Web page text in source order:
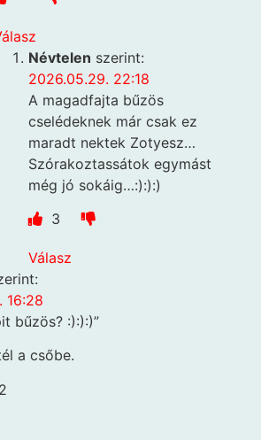
Névtelen szerint:
2026.05.29. 22:18
A magadfajta bűzös
cselédeknek már csak ez
maradt nektek Zotyesz…
Szórakoztassátok egymást
még jó sokáig…:):):)
3
Válasz
16:28
bűzös? :):):)”
a csőbe.
2